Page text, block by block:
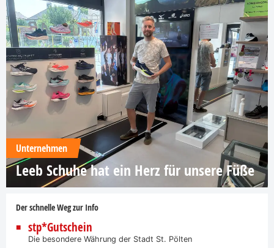
Unternehmen
Leeb Schuhe hat ein Herz für unsere Füße
Der schnelle Weg zur Info
stp*Gutschein
Die besondere Währung der Stadt St. Pölten